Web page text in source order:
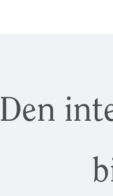
Den